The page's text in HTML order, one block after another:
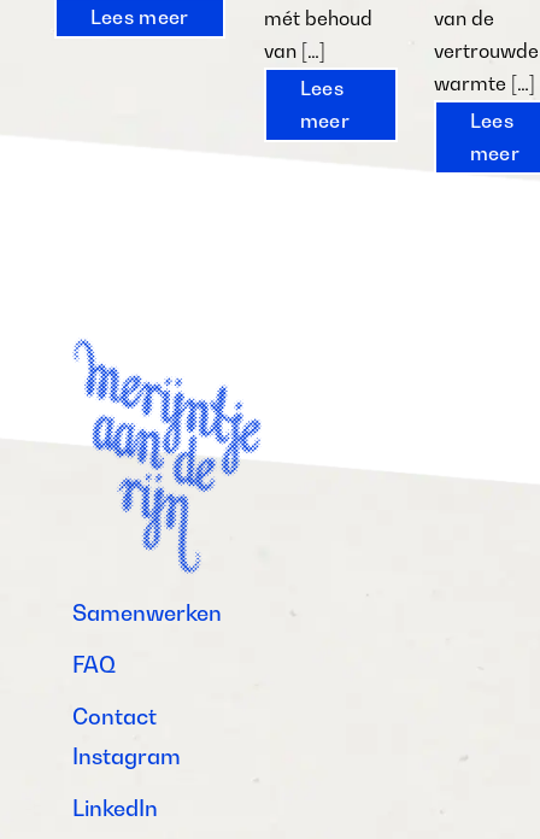
Lees meer
mét behoud
van […]
Lees
meer
van de
vertrouwde
warmte […]
Lees
meer
Samenwerken
FAQ
Contact
Instagram
LinkedIn